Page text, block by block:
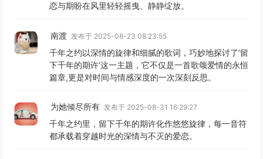
恋与期盼在风里轻轻摇曳、静静绽放。
南渡 发布于 2025-08-23 08:23:55
千年之约以深情的旋律和细腻的歌词，巧妙地探讨了‘留
下千年的期许’这一主题，它不仅是一首歌颂爱情的永恒
篇章,更是对时间与情感深度的一次深刻反思。
为她倾尽所有 发布于 2025-08-31 16:29:27
千年之约里，留下千年的期许化作悠悠旋律，每一音符
都承载着穿越时光的深情与不灭的爱恋。